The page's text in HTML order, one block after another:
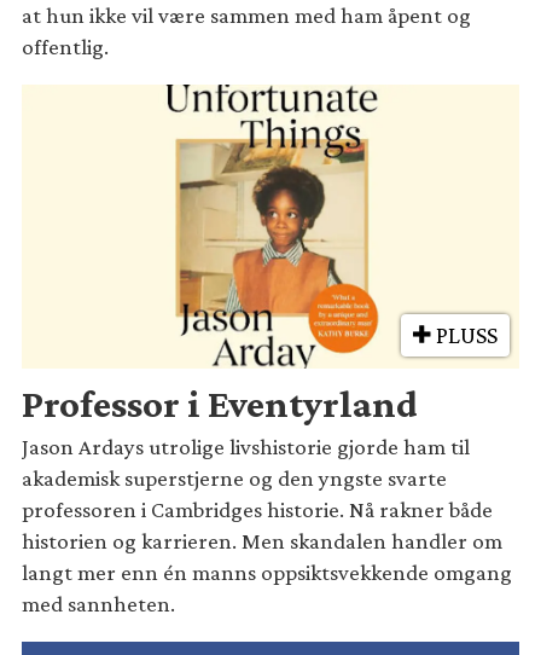
at hun ikke vil være sammen med ham åpent og
offentlig.
PLUSS
Professor i Eventyrland
Jason Ardays utrolige livshistorie gjorde ham til
akademisk superstjerne og den yngste svarte
professoren i Cambridges historie. Nå rakner både
historien og karrieren. Men skandalen handler om
langt mer enn én manns oppsiktsvekkende omgang
med sannheten.